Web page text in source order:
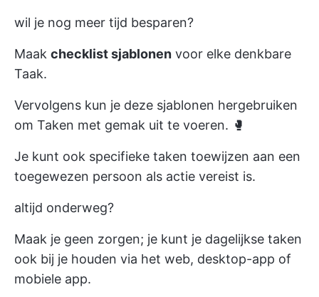
wil je nog meer tijd besparen?
Maak checklist sjablonen voor elke denkbare
Taak.
Vervolgens kun je deze sjablonen hergebruiken
om Taken met gemak uit te voeren. 🥊
Je kunt ook specifieke taken toewijzen aan een
toegewezen persoon als actie vereist is.
altijd onderweg?
Maak je geen zorgen; je kunt je dagelijkse taken
ook bij je houden via het web, desktop-app of
mobiele app.